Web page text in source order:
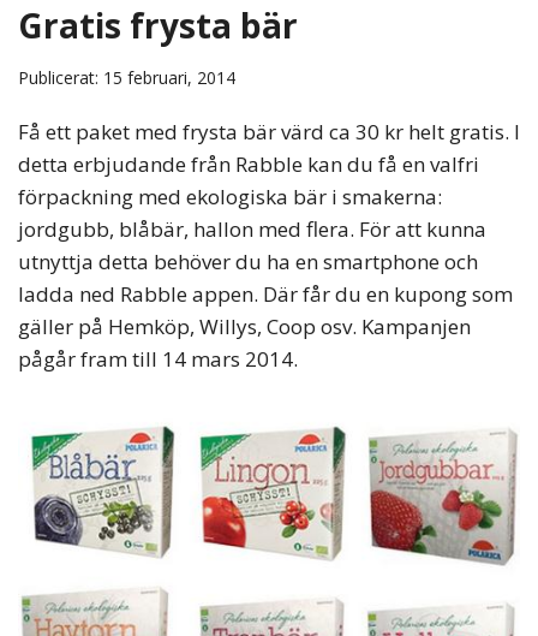
Gratis frysta bär
Publicerat: 15 februari, 2014
Få ett paket med frysta bär värd ca 30 kr helt gratis. I
detta erbjudande från Rabble kan du få en valfri
förpackning med ekologiska bär i smakerna:
jordgubb, blåbär, hallon med flera. För att kunna
utnyttja detta behöver du ha en smartphone och
ladda ned Rabble appen. Där får du en kupong som
gäller på Hemköp, Willys, Coop osv. Kampanjen
pågår fram till 14 mars 2014.